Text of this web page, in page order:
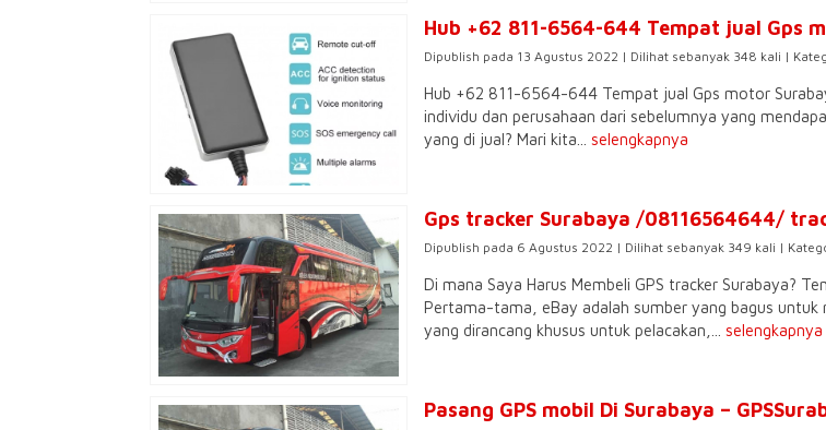
Hub +62 811-6564-644 Tempat jual Gps
Dipublish pada 13 Agustus 2022 | Dilihat sebanyak 348 kali |
Hub +62 811-6564-644 Tempat jual Gps motor
individu dan perusahaan dari sebelumnya yang
yang di jual? Mari kita... selengkapnya
Gps tracker Surabaya /08116564644/
Dipublish pada 6 Agustus 2022 | Dilihat sebanyak 349 kali |
Di mana Saya Harus Membeli GPS tracker Surabaya?
Pertama-tama, eBay adalah sumber yang bagus
yang dirancang khusus untuk pelacakan,... selengkapnya
Pasang GPS mobil Di Surabaya –